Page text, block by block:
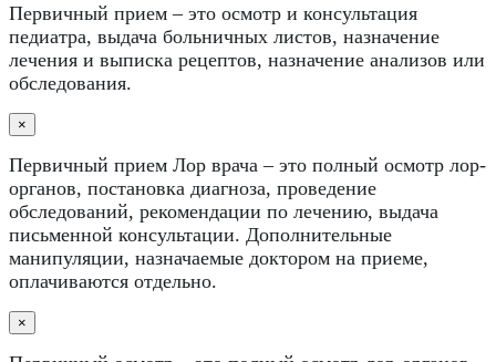
Первичный прием – это осмотр и консультация
педиатра, выдача больничных листов, назначение
лечения и выписка рецептов, назначение анализов или
обследования.
×
Первичный прием Лор врача – это полный осмотр лор-
органов, постановка диагноза, проведение
обследований, рекомендации по лечению, выдача
письменной консультации. Дополнительные
манипуляции, назначаемые доктором на приеме,
оплачиваются отдельно.
×